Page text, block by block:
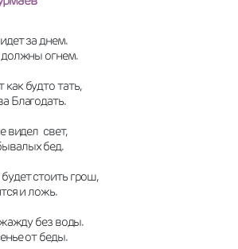
за днем.
должны огнем.
будто тать,
Благодать.
видел  свет,
бед.
стоить грош,
и ложь.
без воды.
от беды.